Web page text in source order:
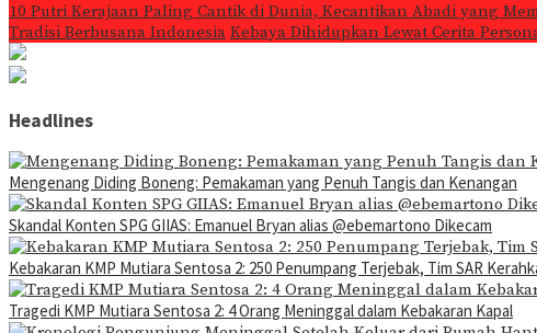
10 Putri Kerajaan Paling Cantik di Dunia, Kecantikan Abadi yang
Tradisi Berbusana Indonesia Kebaya Dihidupkan Lewat Cerita
Headlines
Mengenang Diding Boneng: Pemakaman yang Penuh Tangis dan Kenangan
Skandal Konten SPG GIIAS: Emanuel Bryan alias @ebemartono Dikecam
Kebakaran KMP Mutiara Sentosa 2: 250 Penumpang Terjebak, Tim SAR
Tragedi KMP Mutiara Sentosa 2: 4 Orang Meninggal dalam Kebakaran Kapal